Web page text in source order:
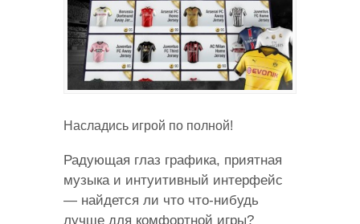
Насладись игрой по полной!
Радующая глаз графика, приятная
музыка и интуитивный интерфейс
— найдется ли что что-нибудь
лучше для комфортной игры?